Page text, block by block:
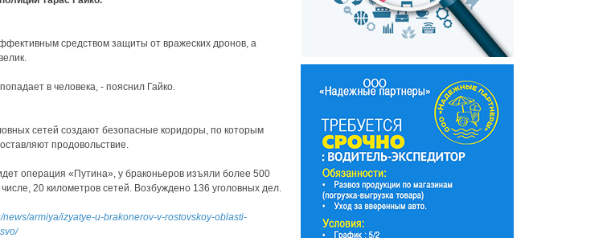
средством защиты от вражеских дронов, а
в человека, - пояснил Гайко.
сетей создают безопасные коридоры, по которым
продовольствие.
операция «Путина», у браконьеров изъяли более 500
20 километров сетей. Возбуждено 136 уголовных дел.
news/armiya/izyatye-u-brakonerov-v-rostovskoy-oblasti-